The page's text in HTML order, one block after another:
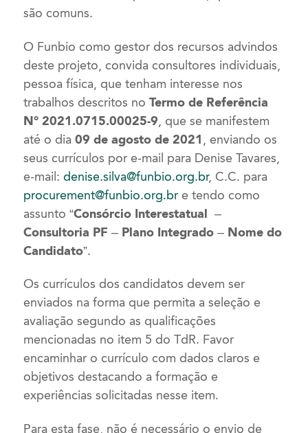
são comuns.
O Funbio como gestor dos recursos advindos
deste projeto, convida consultores individuais,
pessoa física, que tenham interesse nos
trabalhos descritos noTermo de Referência
N° 2021.0715.00025-9, que se manifestem
até o dia09 de agosto de 2021 , enviando os
seus currículos por e-mail para Denise Tavares,
e-mail:denise.silva@funbio.org.br, C.C. para
procurement@funbio.org.br e tendo como
assunto“Consórcio Interestatual –
Consultoria PF – Plano Integrado – Nome do
Candidato”.
Os currículos dos candidatos devem ser
enviados na forma que permita a seleção e
avaliação segundo as qualificações
mencionadas no item 5 do TdR. Favor
encaminhar o currículo com dados claros e
objetivos destacando a formação e
experiências solicitadas nesse item.
Para esta fase, não é necessário o envio de